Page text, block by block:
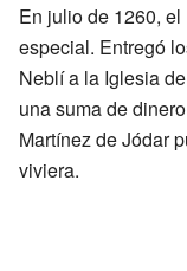
En julio de 1260, el
especial. Entregó
Neblí a la Iglesia
una suma de
Martínez de Jódar
viviera.